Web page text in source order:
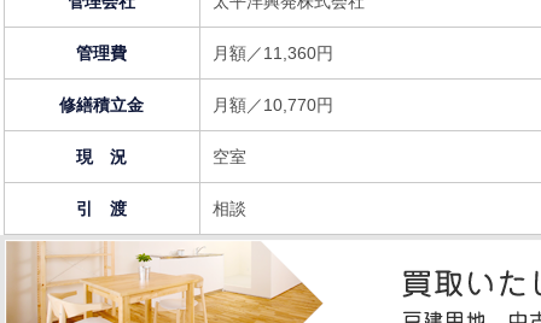
管理費 月額／11,360円
修繕積立金 月額／10,770円
現 況 空室
引 渡 相談